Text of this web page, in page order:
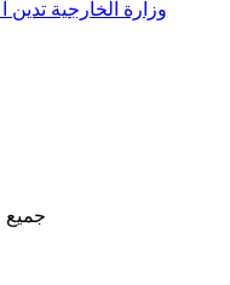
وزارة الخارجية تدين